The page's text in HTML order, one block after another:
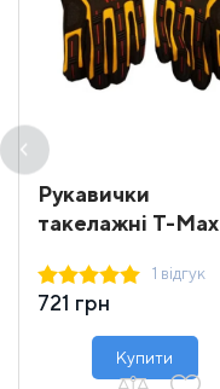
Рукавички
такелажні T-Max
1 відгук
721 грн
Купити